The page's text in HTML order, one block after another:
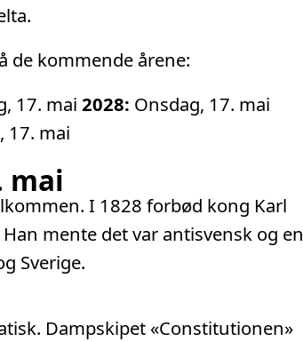
de kommende årene:
17. mai 2028: Onsdag, 17. mai
17. mai
mai
I 1828 forbød kong Karl
mente det var antisvensk og en
Sverige.
Dampskipet «Constitutionen»